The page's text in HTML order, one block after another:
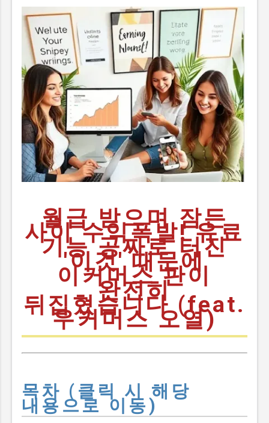
생태계의 거대한 지각변동과
제로 클릭의 습격 2.
2026년 가장 먼저
위험해지는 블로그 3가지
유형 3. 끝까지 선택받는
블로그의 핵심 비밀 3가지
4. 단순한 수익형 채널을
넘어 설득과 전환의 도구로
5. 전문성과 신뢰를 쌓는
마케팅 기술로서의 접근법
1. 검색 생태계의 거대한
지각변동과 제로 클릭의
습격 혹시 요즘 정성껏
수나 조회수가 예전만
못하다고 느껴본 적
있으신가요? 마음을 담아
글을 올렸는데도 반응이
예전 같지 않다면, 그건 결코
여러분의 정성이 부족해서가
아닙니다. 현재 인터넷에서
사람들이 정보를 소비하는
커다란 흐름 자체가 완전히
이동하고 있기 때문이에요.
이제 사용자들은 긴 글을
릴스, 클립을 먼저 찾거나
검색 창에서 바로 답을
얻어냅니다. 네이버에
월급 받으며 잠든
사이 수익폭발! 유료
기능 공짜로 터진
'이것' 때문에
이커머스 판이
완전히
뒤집혔습니다 (feat.
우커머스 오열)
목차 (클릭 시 해당
내용으로 이동)